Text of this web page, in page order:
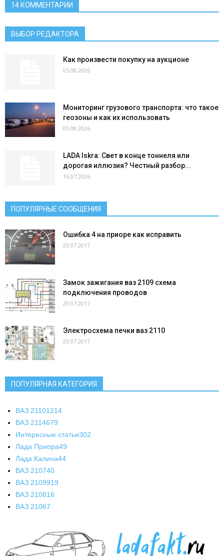
14 КОММЕНТАРИИ
ВЫБОР РЕДАКТОРА
Как произвести покупку на аукционе
05.08.2026
Мониторинг грузового транспорта: что такое
геозоны и как их использовать
05.08.2026
LADA Iskra: Свет в конце тоннеля или
дорогая иллюзия? Честный разбор...
16.07.2026
ПОПУЛЯРНЫЕ СООБЩЕНИЯ
Ошибка 4 на приоре как исправить
23.07.2017
Замок зажигания ваз 2109 схема
подключения проводов
20.07.2017
Электросхема печки ваз 2110
23.07.2017
ПОПУЛЯРНАЯ КАТЕГОРИЯ
ВАЗ 21101214
ВАЗ 2114679
Интересные статьи302
Лада Приора49
Лада Калина44
ВАЗ 210740
ВАЗ 2109919
ВАЗ 210816
ВАЗ 21067